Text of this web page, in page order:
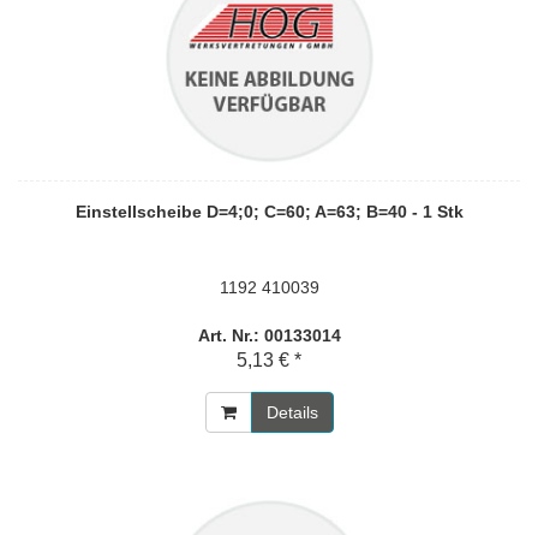
Einstellscheibe D=4;0; C=60; A=63; B=40 - 1 Stk
1192 410039
Art. Nr.: 00133014
5,13 € *
Details